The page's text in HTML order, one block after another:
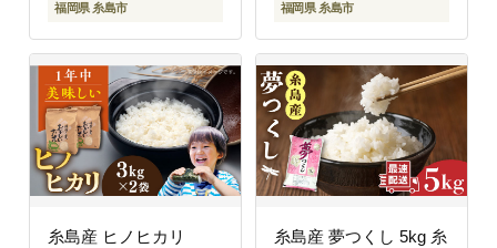
福岡県 糸島市 福岡県 糸島市
糸島産 ヒノヒカリ
糸島産 夢つくし 5kg 糸